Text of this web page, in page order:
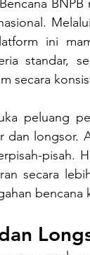
ini
standar,
secara
longsor.
pisah.
secara
bencana